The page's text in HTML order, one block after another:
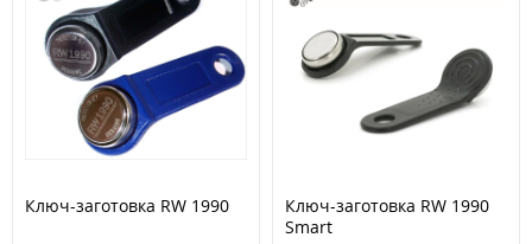
Ключ-заготовка RW 1990
Ключ-заготовка RW 1990
Smart